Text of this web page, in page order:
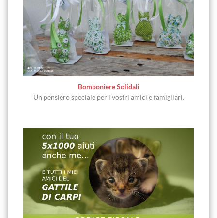
Bomboniere Solidali
Un pensiero speciale per i vostri amici e famigliari.